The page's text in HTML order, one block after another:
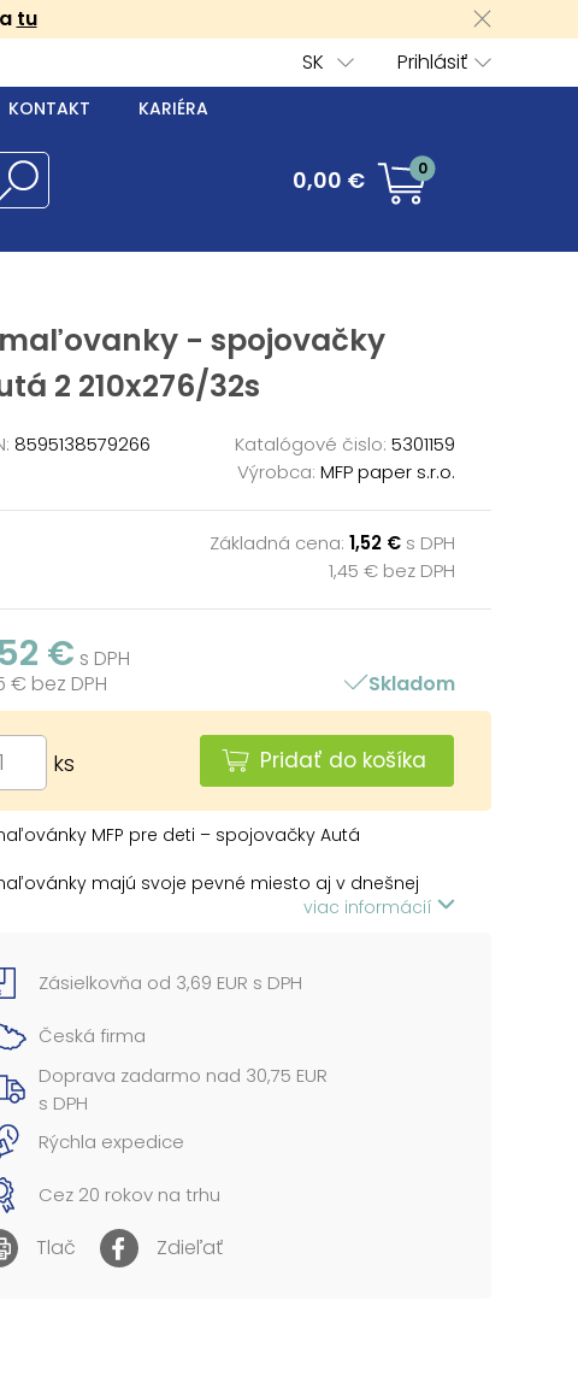
tu
Prihlásiť
SK
KONTAKT KARIÉRA
0,00 € 0
- spojovačky
2 210x276/32s
8595138579266 Katalógové čislo: 5301159
Výrobca: MFP paper s.r.o.
Základná cena: 1,52 € s DPH
1,45 € bez DPH
€ s DPH
€ bez DPH
Skladom
ks Pridať do košíka
MFP pre deti – spojovačky Autá
majú svoje pevné miesto aj v dnešnej
a vyfarbovanie sa často využíva aj ako nenásilná
forma vzdelávania. Podľa výskumov
kreativitu a pomáhajú upútať pozornosť detí
témy, ktoré by ich za normálnych okolností príliš
Majú aj pozitívne psychologické účinky,
je zmiernenie stresu a celkové upokojenie.
A4
strán: 32 strán
210 x 276 mm
pre deti do 3 rokov. Nebezpečenstvo
viac informácií
Zásielkovňa od 3,69 EUR s DPH
Česká firma
Doprava zadarmo nad 30,75 EUR
s DPH
Rýchla expedice
Cez 20 rokov na trhu
Tlač Zdieľať